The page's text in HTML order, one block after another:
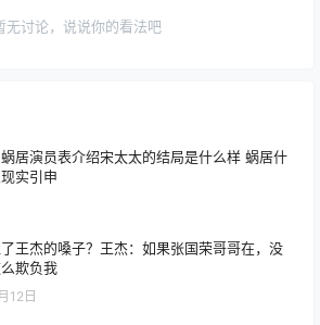
无讨论，说说你的看法吧
居演员表介绍宋太太的结局是什么样 蜗居什
实引申
王杰的嗓子？王杰：如果张国荣哥哥在，没
欺负我
12日